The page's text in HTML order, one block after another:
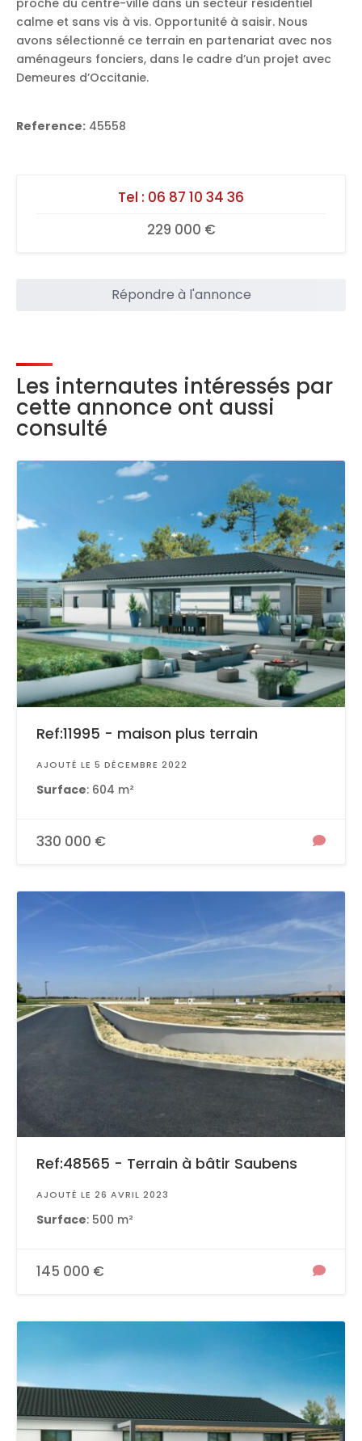
proche du centre-ville dans un secteur résidentiel
calme et sans vis à vis. Opportunité à saisir. Nous
avons sélectionné ce terrain en partenariat avec nos
aménageurs fonciers, dans le cadre d’un projet avec
Demeures d’Occitanie.
Reference: 45558
Tel : 06 87 10 34 36
229 000 €
Répondre à l'annonce
Les internautes intéressés par
cette annonce ont aussi
consulté
Ref:11995 - maison plus terrain
AJOUTÉ LE 5 DÉCEMBRE 2022
Surface: 604 m²
330 000 €
Ref:48565 - Terrain à bâtir Saubens
AJOUTÉ LE 26 AVRIL 2023
Surface: 500 m²
145 000 €